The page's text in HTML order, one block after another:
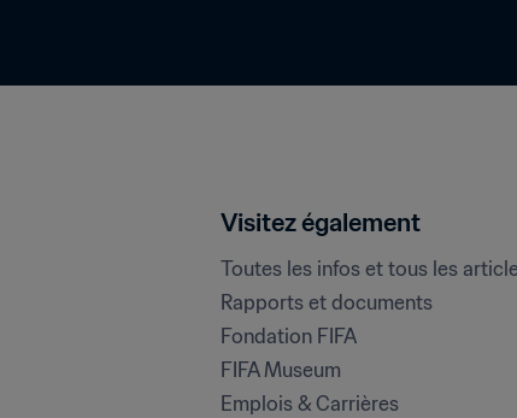
Visitez également
Toutes les infos et tous les
Rapports et documents
Fondation FIFA
FIFA Museum
Emplois & Carrières